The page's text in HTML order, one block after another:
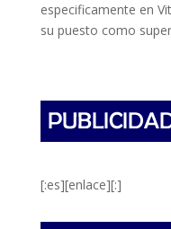
especificamente en
su puesto como
[:es][enlace][:]